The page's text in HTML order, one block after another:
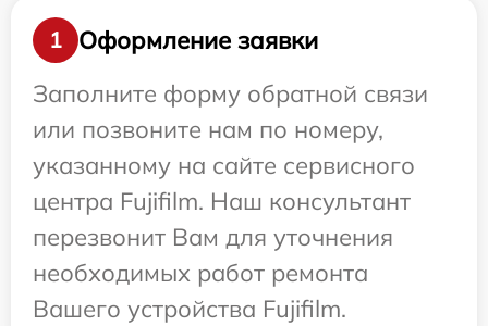
1
Оформление заявки
Заполните форму обратной связи
или позвоните нам по номеру,
указанному на сайте сервисного
центра Fujifilm. Наш консультант
перезвонит Вам для уточнения
необходимых работ ремонта
Вашего устройства Fujifilm.